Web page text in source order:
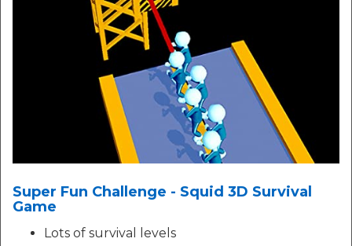
Super Fun Challenge - Squid 3D Survival
Game
Lots of survival levels